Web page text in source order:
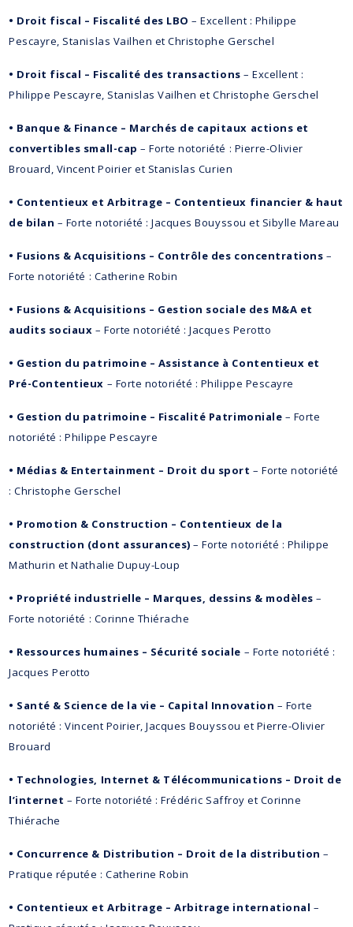
• Droit fiscal – Fiscalité des LBO – Excellent : Philippe
Pescayre, Stanislas Vailhen et Christophe Gerschel
• Droit fiscal – Fiscalité des transactions – Excellent :
Philippe Pescayre, Stanislas Vailhen et Christophe Gerschel
• Banque & Finance – Marchés de capitaux actions et
convertibles small-cap – Forte notoriété : Pierre-Olivier
Brouard, Vincent Poirier et Stanislas Curien
• Contentieux et Arbitrage – Contentieux financier & haut
de bilan – Forte notoriété : Jacques Bouyssou et Sibylle Mareau
• Fusions & Acquisitions – Contrôle des concentrations –
Forte notoriété : Catherine Robin
• Fusions & Acquisitions – Gestion sociale des M&A et
audits sociaux – Forte notoriété : Jacques Perotto
• Gestion du patrimoine – Assistance à Contentieux et
Pré-Contentieux – Forte notoriété : Philippe Pescayre
• Gestion du patrimoine – Fiscalité Patrimoniale – Forte
notoriété : Philippe Pescayre
• Médias & Entertainment – Droit du sport – Forte notoriété
: Christophe Gerschel
• Promotion & Construction – Contentieux de la
construction (dont assurances) – Forte notoriété : Philippe
Mathurin et Nathalie Dupuy-Loup
• Propriété industrielle – Marques, dessins & modèles –
Forte notoriété : Corinne Thiérache
• Ressources humaines – Sécurité sociale – Forte notoriété :
Jacques Perotto
• Santé & Science de la vie – Capital Innovation – Forte
notoriété : Vincent Poirier, Jacques Bouyssou et Pierre-Olivier
Brouard
• Technologies, Internet & Télécommunications – Droit de
l’internet – Forte notoriété : Frédéric Saffroy et Corinne
Thiérache
• Concurrence & Distribution – Droit de la distribution –
Pratique réputée : Catherine Robin
• Contentieux et Arbitrage – Arbitrage international –